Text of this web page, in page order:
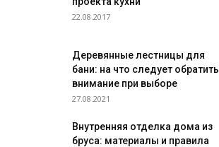
22.08.2017
Деревянные лестницы для
бани: на что следует обратить
внимание при выборе
27.08.2021
Внутренняя отделка дома из
бруса: материалы и правила